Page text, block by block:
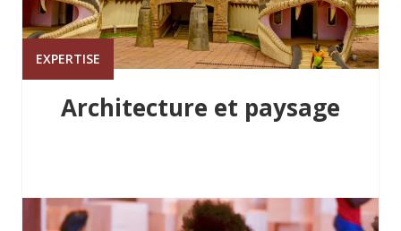
EXPERTISE
Architecture et paysage